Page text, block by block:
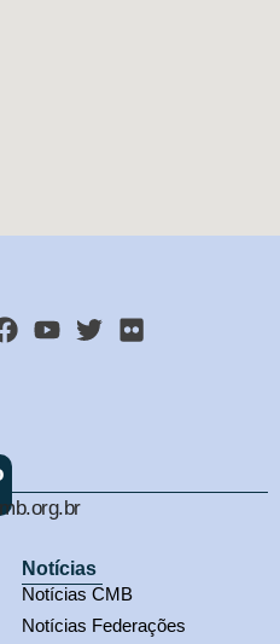
Notícias
Notícias CMB
Notícias Federações